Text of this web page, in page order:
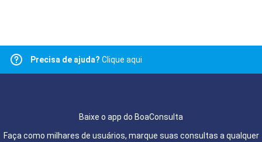
Precisa de ajuda? Clique aqui
Baixe o app do BoaConsulta
Faça como milhares de usuários, marque suas consultas a qualquer